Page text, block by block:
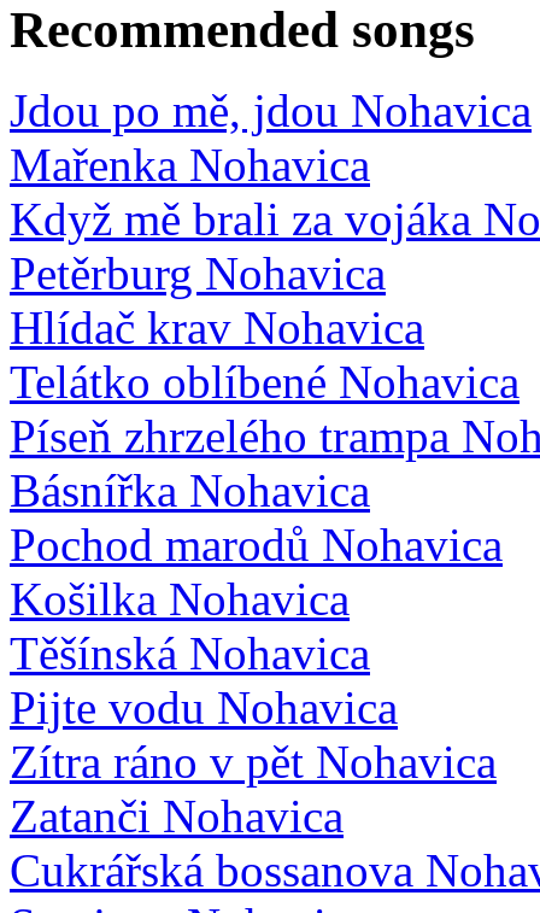
Recommended songs
Jdou po mě, jdou Nohavica
Mařenka Nohavica
Když mě brali za vojáka
Petěrburg Nohavica
Hlídač krav Nohavica
Telátko oblíbené Nohavica
Píseň zhrzelého trampa
Básnířka Nohavica
Pochod marodů Nohavica
Košilka Nohavica
Těšínská Nohavica
Pijte vodu Nohavica
Zítra ráno v pět Nohavica
Zatanči Nohavica
Cukrářská bossanova